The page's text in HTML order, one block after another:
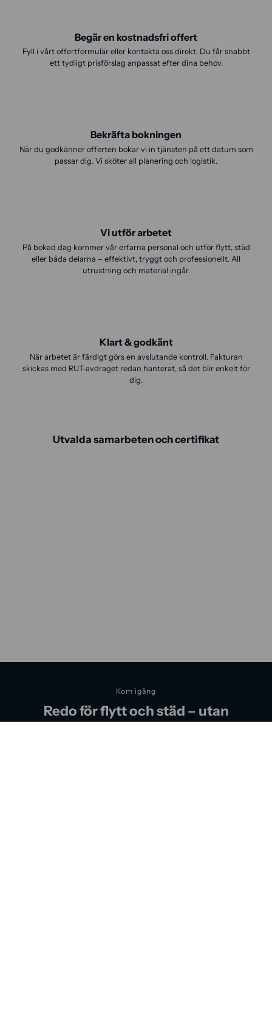
Begär en kostnadsfri offert
Fyll i vårt offertformulär eller kontakta oss direkt. Du får snabbt
ett tydligt prisförslag anpassat efter dina behov.
Bekräfta bokningen
När du godkänner offerten bokar vi in tjänsten på ett datum som
passar dig. Vi sköter all planering och logistik.
Vi utför arbetet
På bokad dag kommer vår erfarna personal och utför flytt, städ
eller båda delarna – effektivt, tryggt och professionellt. All
utrustning och material ingår.
Klart & godkänt
När arbetet är färdigt görs en avslutande kontroll. Fakturan
skickas med RUT-avdraget redan hanterat, så det blir enkelt för
dig.
Utvalda samarbeten och certifikat
Kom igång
Redo för flytt och städ – utan